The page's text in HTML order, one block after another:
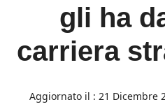
gli ha
carriera
Aggiornato il : 21 Dicembre